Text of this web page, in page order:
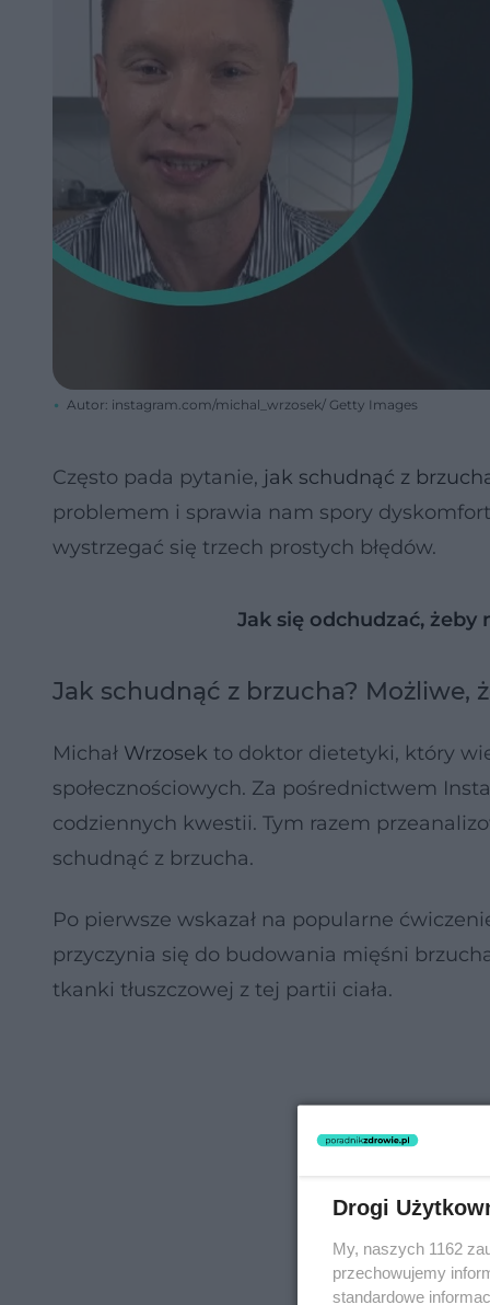
Autor: instagram.com/michal_wrzosek/ Getty Images
Często pada pytanie, jak schudnąć z
problemem i sprawia nam spory
wystrzegać się trzech prostych błędów.
Jak się odchudzać, żeby
Jak schudnąć z brzucha? Możliwe,
Michał Wrzosek to doktor dietetyki, który
społecznościowych. Za pośrednictwem
codziennych kwestii. Tym razem
schudnąć z brzucha.
Po pierwsze wskazał na popularne
przyczynia się do budowania mięśni
tkanki tłuszczowej z tej partii ciała.
Drogi
My, naszych 1162
przechowujemy
standardowe